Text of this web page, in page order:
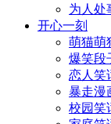
为人处
开心一刻
萌猫萌
爆笑段
恋人笑
暴走漫
校园笑